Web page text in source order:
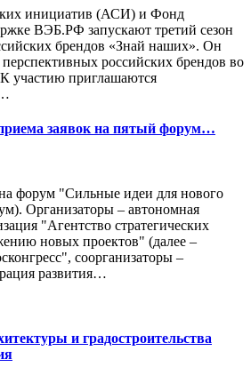
инициатив (АСИ) и Фонд
ВЭБ.РФ запускают третий сезон
брендов «Знай наших». Он
российских брендов во
участию приглашаются
приема заявок на пятый форум…
форум "Сильные идеи для нового
Организаторы – автономная
"Агентство стратегических
новых проектов" (далее –
соорганизаторы –
развития…
и градостроительства